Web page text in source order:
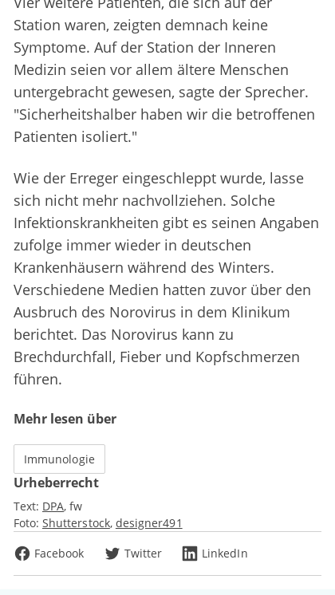
Station waren, zeigten demnach keine
Symptome. Auf der Station der Inneren
Medizin seien vor allem ältere Menschen
untergebracht gewesen, sagte der Sprecher.
"Sicherheitshalber haben wir die betroffenen
Patienten isoliert."
Wie der Erreger eingeschleppt wurde, lasse
sich nicht mehr nachvollziehen. Solche
Infektionskrankheiten gibt es seinen Angaben
zufolge immer wieder in deutschen
Krankenhäusern während des Winters.
Verschiedene Medien hatten zuvor über den
Ausbruch des Norovirus in dem Klinikum
berichtet. Das Norovirus kann zu
Brechdurchfall, Fieber und Kopfschmerzen
führen.
Mehr lesen über
Immunologie
Urheberrecht
Text: DPA fw
Foto: Shutterstock designer491
Facebook
Twitter LinkedIn